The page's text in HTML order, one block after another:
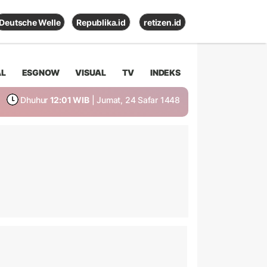
Deutsche Welle Republika.id retizen.id
ESGNOW VISUAL TV INDEKS
Dhuhur 12:01 WIB | Jumat, 24 Safar 1448